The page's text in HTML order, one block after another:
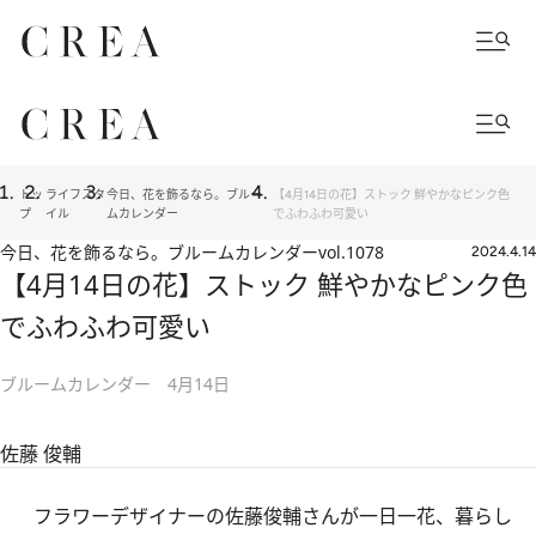
トッ
プ
ライフスタ
イル
今日、花を飾るなら。ブルー
ムカレンダー
【4月14日の花】ストック 鮮やかなピンク色
でふわふわ可愛い
今日、花を飾るなら。ブルームカレンダーvol.1078 2024.4.14
【4月14日の花】ストック 鮮やかなピンク色
でふわふわ可愛い
ブルームカレンダー 4月14日
佐藤 俊輔
フラワーデザイナーの佐藤俊輔さんが一日一花、暮らし